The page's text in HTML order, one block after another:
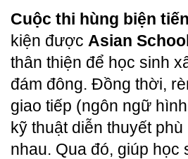
Cuộc thi hùng biện
kiện được Asian
thân thiện để học sinh
đám đông. Đồng thời,
giao tiếp (ngôn ngữ
kỹ thuật diễn thuyết
nhau. Qua đó, giúp học